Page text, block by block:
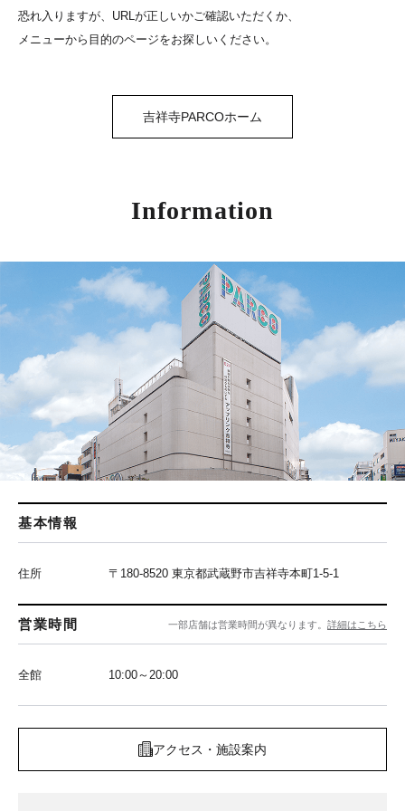
恐れ入りますが、URLが正しいかご確認いただくか、
メニューから目的のページをお探しいください。
吉祥寺PARCOホーム
Information
基本情報
住所 〒180-8520 東京都武蔵野市吉祥寺本町1-5-1
営業時間 一部店舗は営業時間が異なります。 詳細はこちら
全館 10:00～20:00
アクセス・施設案内